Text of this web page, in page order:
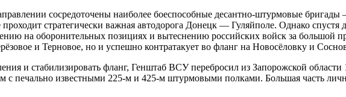
сосредоточены наиболее боеспособные десантно-штурмовые бригады
стратегически важная автодорога Донецк — Гуляйполе. Однако
на оборонительных позициях и вытеснению российских войск за большой
и Терновое, но и успешно контратакует во фланг на Новосёловку и
и стабилизировать фланг, Генштаб ВСУ перебросил из Запорожской
с печально известными 225-м и 425-м штурмовыми полками. Большая часть